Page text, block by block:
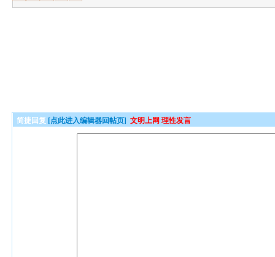
简捷回复 [点此进入编辑器回帖页] 文明上网 理性发言